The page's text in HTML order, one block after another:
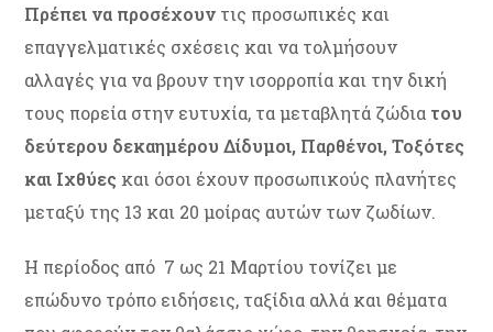
Πρέπει να προσέχουν τις προσωπικές και
επαγγελματικές σχέσεις και να τολμήσουν
αλλαγές για να βρουν την ισορροπία και την δική
τους πορεία στην ευτυχία, τα μεταβλητά ζώδια του
δεύτερου δεκαημέρου Δίδυμοι, Παρθένοι, Τοξότες
και Ιχθύες και όσοι έχουν προσωπικούς πλανήτες
μεταξύ της 13 και 20 μοίρας αυτών των ζωδίων.
Η περίοδος από 7 ως 21 Μαρτίου τονίζει με
επώδυνο τρόπο ειδήσεις, ταξίδια αλλά και θέματα